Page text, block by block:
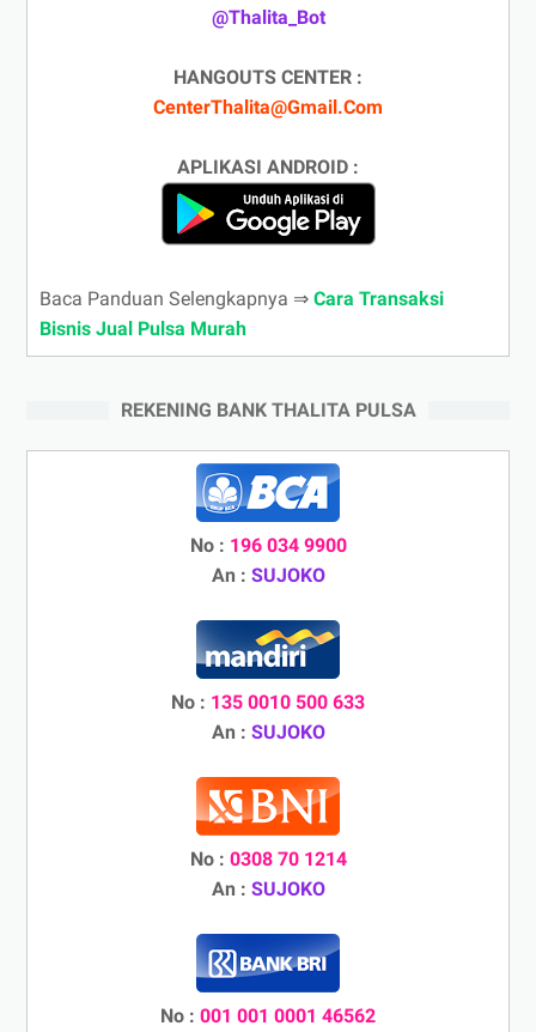
@Thalita_Bot
HANGOUTS CENTER :
CenterThalita@Gmail.Com
APLIKASI ANDROID :
Baca Panduan Selengkapnya ⇒ Cara Transaksi
Bisnis Jual Pulsa Murah
REKENING BANK THALITA PULSA
No : 196 034 9900
An : SUJOKO
No : 135 0010 500 633
An : SUJOKO
No : 0308 70 1214
An : SUJOKO
No : 001 001 0001 46562